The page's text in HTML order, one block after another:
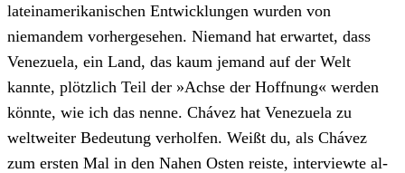
lateinamerikanischen Entwicklungen wurden von
niemandem vorhergesehen. Niemand hat erwartet, dass
Venezuela, ein Land, das kaum jemand auf der Welt
kannte, plötzlich Teil der »Achse der Hoffnung« werden
könnte, wie ich das nenne. Chávez hat Venezuela zu
weltweiter Bedeutung verholfen. Weißt du, als Chávez
zum ersten Mal in den Nahen Osten reiste, interviewte al-